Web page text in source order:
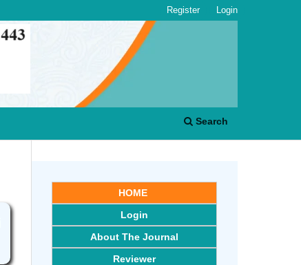
Search
Register Login
HOME
Login
About The Journal
Reviewer